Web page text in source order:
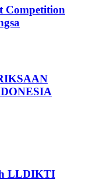
Competition
LLDIKTI